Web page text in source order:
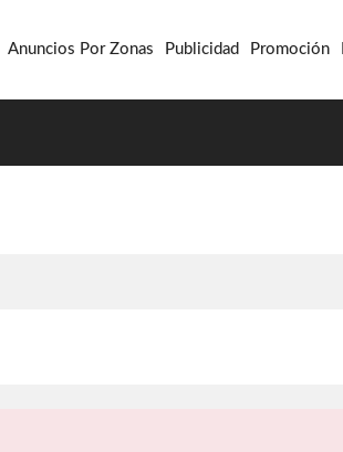
Anuncios Por Zonas Publicidad Promoción